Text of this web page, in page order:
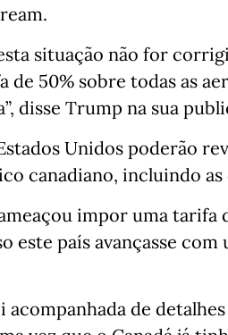
situação não for
50% sobre todas as
disse Trump na sua
Unidos poderão
canadiano, incluindo
impor uma tarifa
este país avançasse
acompanhada de